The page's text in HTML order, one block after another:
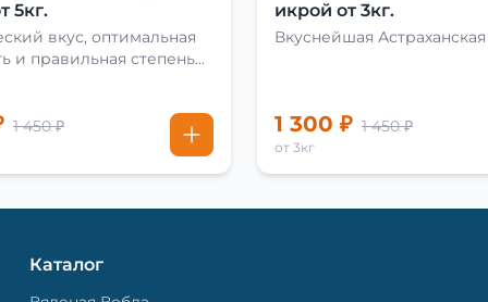
5кг.
вкус, оптимальная
и правильная степень
1 450 ₽
икрой от 3кг.
Вкуснейшая
1 300 ₽ 1 450 ₽
от 3кг
Каталог